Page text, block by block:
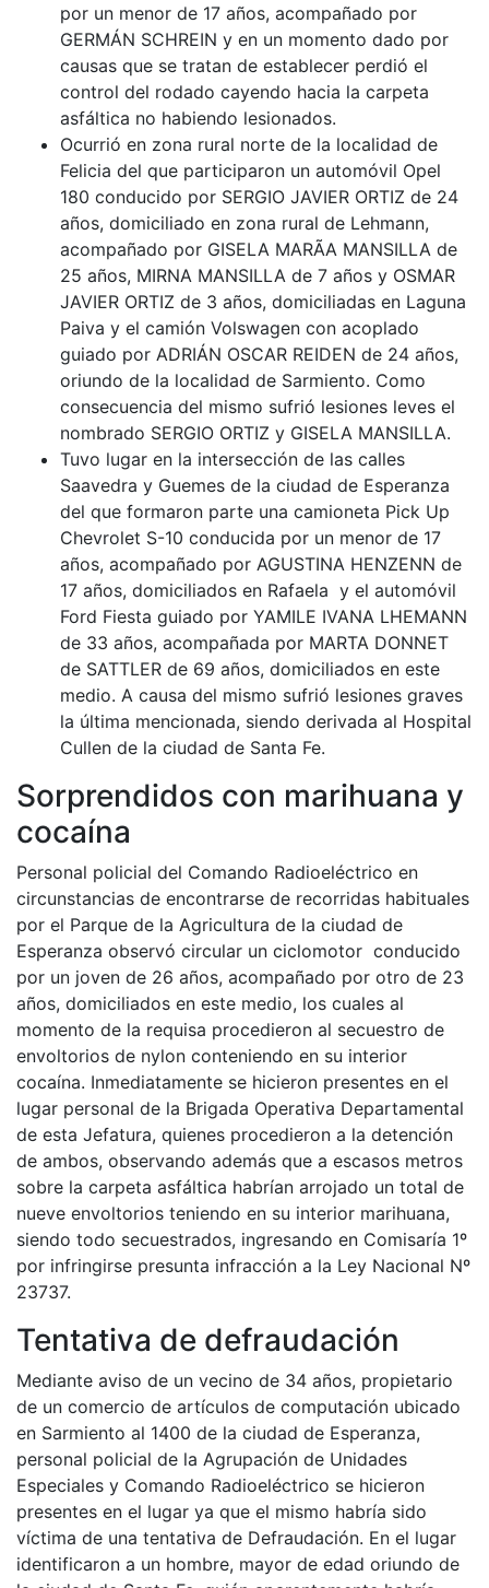
por un menor de 17 años, acompañado por
GERMÁN SCHREIN y en un momento dado por
causas que se tratan de establecer perdió el
control del rodado cayendo hacia la carpeta
asfáltica no habiendo lesionados.
Ocurrió en zona rural norte de la localidad de
Felicia del que participaron un automóvil Opel
180 conducido por SERGIO JAVIER ORTIZ de 24
años, domiciliado en zona rural de Lehmann,
acompañado por GISELA MARÃA MANSILLA de
25 años, MIRNA MANSILLA de 7 años y OSMAR
JAVIER ORTIZ de 3 años, domiciliadas en Laguna
Paiva y el camión Volswagen con acoplado
guiado por ADRIÁN OSCAR REIDEN de 24 años,
oriundo de la localidad de Sarmiento. Como
consecuencia del mismo sufrió lesiones leves el
nombrado SERGIO ORTIZ y GISELA MANSILLA.
Tuvo lugar en la intersección de las calles
Saavedra y Guemes de la ciudad de Esperanza
del que formaron parte una camioneta Pick Up
Chevrolet S-10 conducida por un menor de 17
años, acompañado por AGUSTINA HENZENN de
17 años, domiciliados en Rafaela y el automóvil
Ford Fiesta guiado por YAMILE IVANA LHEMANN
de 33 años, acompañada por MARTA DONNET
de SATTLER de 69 años, domiciliados en este
medio. A causa del mismo sufrió lesiones graves
la última mencionada, siendo derivada al Hospital
Cullen de la ciudad de Santa Fe.
Sorprendidos con marihuana y
cocaína
Personal policial del Comando Radioeléctrico en
circunstancias de encontrarse de recorridas habituales
por el Parque de la Agricultura de la ciudad de
Esperanza observó circular un ciclomotor conducido
por un joven de 26 años, acompañado por otro de 23
años, domiciliados en este medio, los cuales al
momento de la requisa procedieron al secuestro de
envoltorios de nylon conteniendo en su interior
cocaína. Inmediatamente se hicieron presentes en el
lugar personal de la Brigada Operativa Departamental
de esta Jefatura, quienes procedieron a la detención
de ambos, observando además que a escasos metros
sobre la carpeta asfáltica habrían arrojado un total de
nueve envoltorios teniendo en su interior marihuana,
siendo todo secuestrados, ingresando en Comisaría 1º
por infringirse presunta infracción a la Ley Nacional Nº
23737.
Tentativa de defraudación
Mediante aviso de un vecino de 34 años, propietario
de un comercio de artículos de computación ubicado
en Sarmiento al 1400 de la ciudad de Esperanza,
personal policial de la Agrupación de Unidades
Especiales y Comando Radioeléctrico se hicieron
presentes en el lugar ya que el mismo habría sido
víctima de una tentativa de Defraudación. En el lugar
identificaron a un hombre, mayor de edad oriundo de